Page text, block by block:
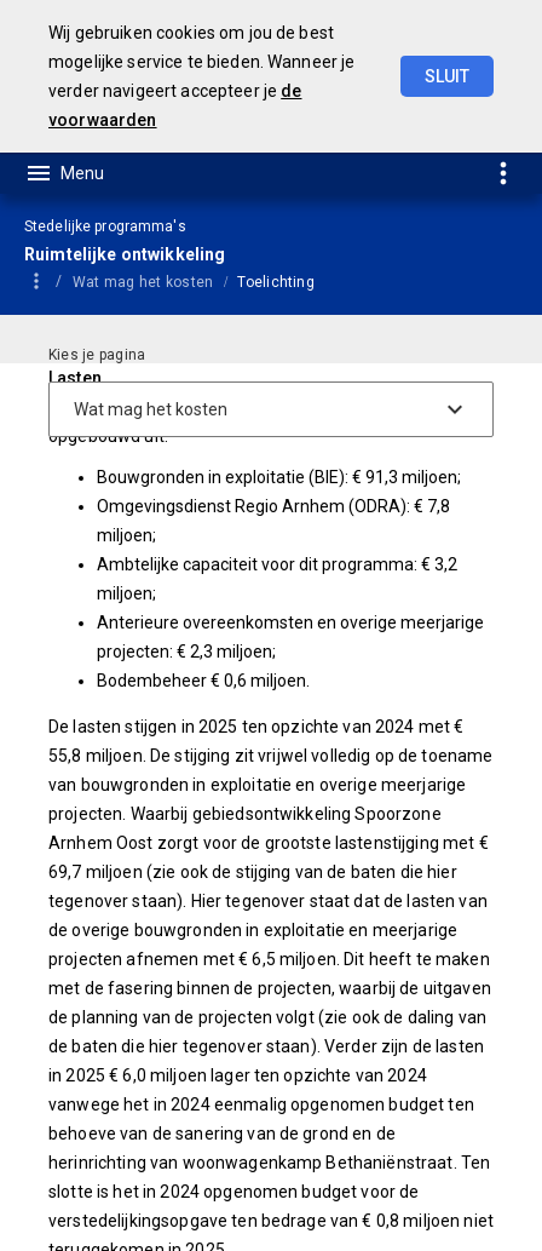
Wij gebruiken cookies om jou de best
mogelijke service te bieden. Wanneer je
verder navigeert accepteer je de
voorwaarden
SLUIT
Stedelijke programma's
Ruimtelijke ontwikkeling
Wat mag het kosten Toelichting
Lasten
De lasten voor 2025 zijn begroot op € 105,2 miljoen. Dit is
opgebouwd uit:
Bouwgronden in exploitatie (BIE): € 91,3 miljoen;
Omgevingsdienst Regio Arnhem (ODRA): € 7,8
miljoen;
Ambtelijke capaciteit voor dit programma: € 3,2
miljoen;
Anterieure overeenkomsten en overige meerjarige
projecten: € 2,3 miljoen;
Bodembeheer € 0,6 miljoen.
De lasten stijgen in 2025 ten opzichte van 2024 met €
55,8 miljoen. De stijging zit vrijwel volledig op de toename
van bouwgronden in exploitatie en overige meerjarige
projecten. Waarbij gebiedsontwikkeling Spoorzone
Arnhem Oost zorgt voor de grootste lastenstijging met €
69,7 miljoen (zie ook de stijging van de baten die hier
tegenover staan). Hier tegenover staat dat de lasten van
de overige bouwgronden in exploitatie en meerjarige
projecten afnemen met € 6,5 miljoen. Dit heeft te maken
met de fasering binnen de projecten, waarbij de uitgaven
de planning van de projecten volgt (zie ook de daling van
de baten die hier tegenover staan). Verder zijn de lasten
in 2025 € 6,0 miljoen lager ten opzichte van 2024
vanwege het in 2024 eenmalig opgenomen budget ten
behoeve van de sanering van de grond en de
herinrichting van woonwagenkamp Bethaniënstraat. Ten
slotte is het in 2024 opgenomen budget voor de
verstedelijkingsopgave ten bedrage van € 0,8 miljoen niet